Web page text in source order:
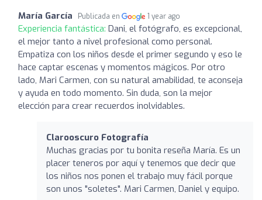
María García Publicada en 1 year ago
Experiencia fantástica: Dani, el fotógrafo, es excepcional,
el mejor tanto a nivel profesional como personal.
Empatiza con los niños desde el primer segundo y eso le
hace captar escenas y momentos mágicos. Por otro
lado, Mari Carmen, con su natural amabilidad, te aconseja
y ayuda en todo momento. Sin duda, son la mejor
elección para crear recuerdos inolvidables.
Clarooscuro Fotografía
Muchas gracias por tu bonita reseña María. Es un
placer teneros por aquí y tenemos que decir que
los niños nos ponen el trabajo muy fácil porque
son unos "soletes". Mari Carmen, Daniel y equipo.